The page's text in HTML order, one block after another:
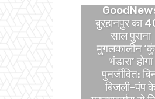
बुरहानपुर का
साल पुराना
मुग़लकालीन
भंडारा’ होगा
पुनर्जीवित:
बिजली-पंप